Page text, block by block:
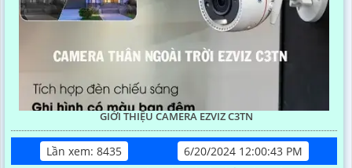
GIỚI THIỆU CAMERA EZVIZ C3TN
Lần xem: 8435
6/20/2024 12:00:43 PM